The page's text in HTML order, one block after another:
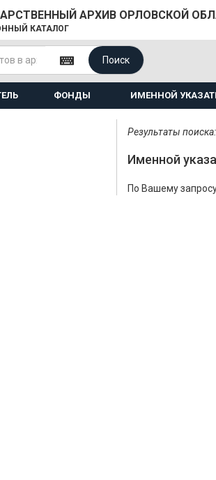
АРХИВ ОРЛОВСКОЙ
КАТАЛОГ
Поиск
ФОНДЫ ИМЕННОЙ
Результаты
Именной
По Вашему